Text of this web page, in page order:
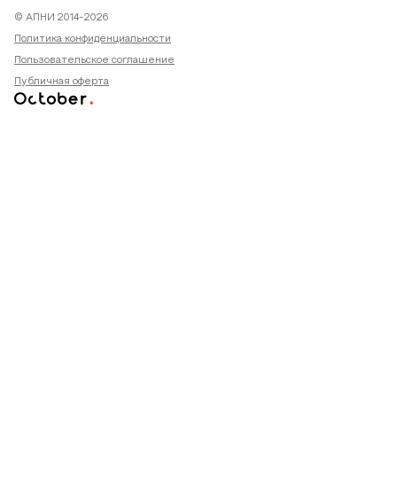
© АПНИ 2014-2026
Политика конфиденциальности
Пользовательское соглашение
Публичная оферта